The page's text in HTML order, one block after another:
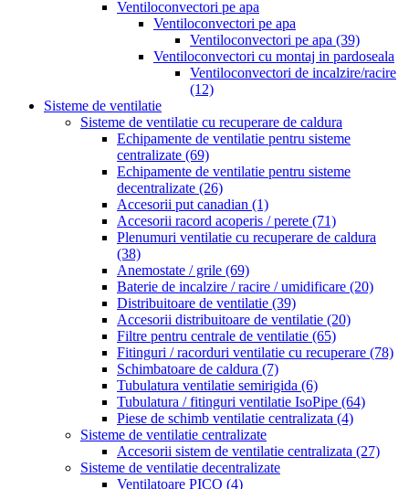
Ventiloconvectori pe apa
Ventiloconvectori pe apa
Ventiloconvectori pe apa (39)
Ventiloconvectori cu montaj in pardoseala
Ventiloconvectori de incalzire/racire
(12)
Sisteme de ventilatie
Sisteme de ventilatie cu recuperare de caldura
Echipamente de ventilatie pentru sisteme
centralizate (69)
Echipamente de ventilatie pentru sisteme
decentralizate (26)
Accesorii put canadian (1)
Accesorii racord acoperis / perete (71)
Plenumuri ventilatie cu recuperare de caldura
(38)
Anemostate / grile (69)
Baterie de incalzire / racire / umidificare (20)
Distribuitoare de ventilatie (39)
Accesorii distribuitoare de ventilatie (20)
Filtre pentru centrale de ventilatie (65)
Fitinguri / racorduri ventilatie cu recuperare (78)
Schimbatoare de caldura (7)
Tubulatura ventilatie semirigida (6)
Tubulatura / fitinguri ventilatie IsoPipe (64)
Piese de schimb ventilatie centralizata (4)
Sisteme de ventilatie centralizate
Accesorii sistem de ventilatie centralizata (27)
Sisteme de ventilatie decentralizate
Ventilatoare PICO (4)